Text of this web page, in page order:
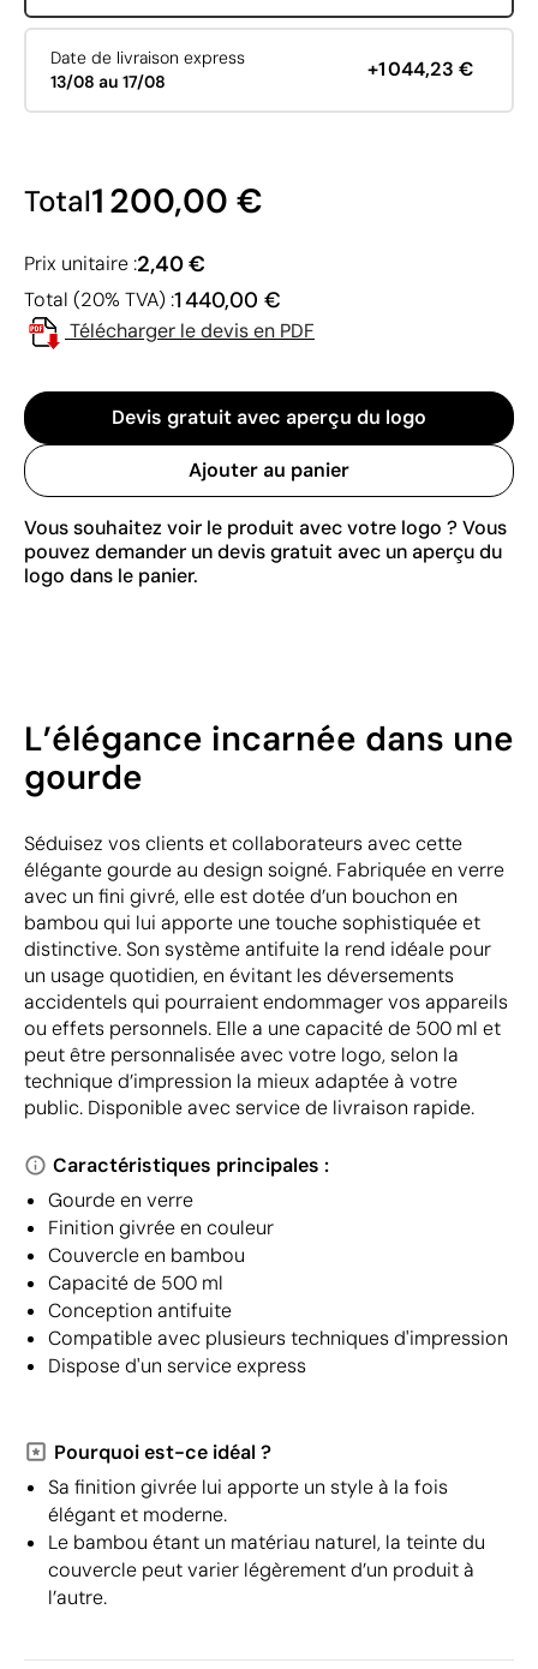
Date de livraison express
13/08 au 17/08
+1 044,23 €
Total1 200,00 €
Prix unitaire :2,40 €
Total (20% TVA) :1 440,00 €
Télécharger le devis en PDF
Devis gratuit avec aperçu du logo
Ajouter au panier
Vous souhaitez voir le produit avec votre logo ? Vous
pouvez demander un devis gratuit avec un aperçu du
logo dans le panier.
L’élégance incarnée dans une
gourde
Séduisez vos clients et collaborateurs avec cette
élégante gourde au design soigné. Fabriquée en verre
avec un fini givré, elle est dotée d’un bouchon en
bambou qui lui apporte une touche sophistiquée et
distinctive. Son système antifuite la rend idéale pour
un usage quotidien, en évitant les déversements
accidentels qui pourraient endommager vos appareils
ou effets personnels. Elle a une capacité de 500 ml et
peut être personnalisée avec votre logo, selon la
technique d’impression la mieux adaptée à votre
public. Disponible avec service de livraison rapide.
Caractéristiques principales :
Gourde en verre
Finition givrée en couleur
Couvercle en bambou
Capacité de 500 ml
Conception antifuite
Compatible avec plusieurs techniques d'impression
Dispose d'un service express
Pourquoi est-ce idéal ?
Sa finition givrée lui apporte un style à la fois
élégant et moderne.
Le bambou étant un matériau naturel, la teinte du
couvercle peut varier légèrement d’un produit à
l’autre.